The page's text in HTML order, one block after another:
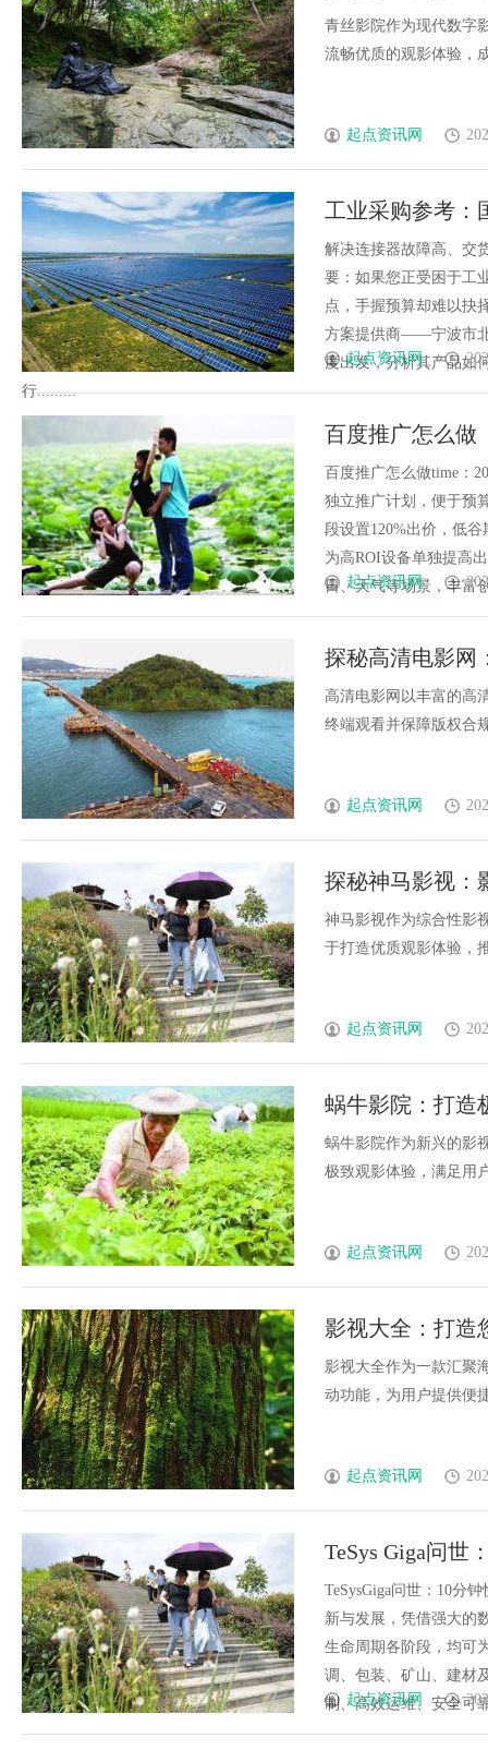
青丝影院作为现代数字
流畅优质的观影体验，
起点资讯网
工业采购参考：
解决连接器故障高、交
要：如果您正受困于工
点，手握预算却难以抉
方案提供商——宁波市
度出发，分析其产品如
行.........
起点资讯网
百度推广怎么做
百度推广怎么做time：
独立推广计划，便于预
段设置120%出价，低
为高ROI设备单独提高
日、天气等场景，丰富
起点资讯网
探秘高清电影网
高清电影网以丰富的高
终端观看并保障版权合
起点资讯网
探秘神马影视：
神马影视作为综合性影
于打造优质观影体验，
起点资讯网
蜗牛影院：打造
蜗牛影院作为新兴的影
极致观影体验，满足用
起点资讯网
影视大全：打造
资源
影视大全作为一款汇聚
动功能，为用户提供便
起点资讯网
TeSys Giga问世
降半
TeSysGiga问世：10分
新与发展，凭借强大的
生命周期各阶段，均可
调、包装、矿山、建材
制、高效运维、安全可
起点资讯网